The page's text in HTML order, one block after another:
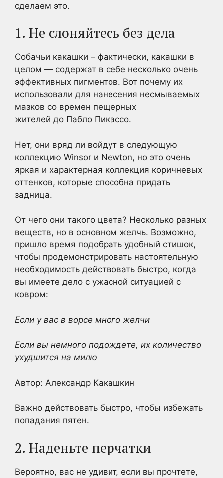
сделаем это.
1. Не слоняйтесь без дела
Собачьи какашки – фактически, какашки в
целом — содержат в себе несколько очень
эффективных пигментов. Вот почему их
использовали для нанесения несмываемых
мазков со времен пещерных
жителей до Пабло Пикассо.
Нет, они вряд ли войдут в следующую
коллекцию Winsor и Newton, но это очень
яркая и характерная коллекция коричневых
оттенков, которые способна придать
задница.
От чего они такого цвета? Несколько разных
веществ, но в основном желчь. Возможно,
пришло время подобрать удобный стишок,
чтобы продемонстрировать настоятельную
необходимость действовать быстро, когда
вы имеете дело с ужасной ситуацией с
ковром:
Если у вас в ворсе много желчи
Если вы немного подождете, их количество
ухудшится на милю
Автор: Александр Какашкин
Важно действовать быстро, чтобы избежать
попадания пятен.
2. Наденьте перчатки
Вероятно, вас не удивит, если вы прочтете,